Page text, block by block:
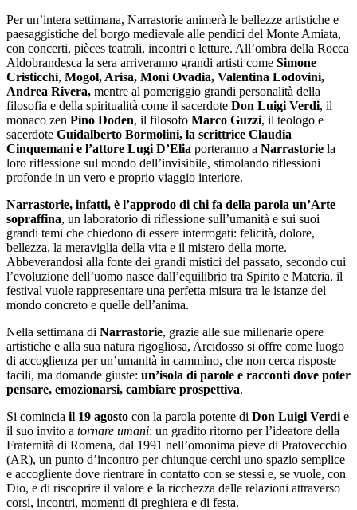
Per un’intera settimana, Narrastorie animerà le bellezze artistiche e
paesaggistiche del borgo medievale alle pendici del Monte Amiata,
con concerti, pièces teatrali, incontri e letture. All’ombra della Rocca
Aldobrandesca la sera arriveranno grandi artisti come Simone
Cristicchi, Mogol, Arisa, Moni Ovadia, Valentina Lodovini,
Andrea Rivera, mentre al pomeriggio grandi personalità della
filosofia e della spiritualità come il sacerdote Don Luigi Verdi, il
monaco zen Pino Doden, il filosofo Marco Guzzi, il teologo e
sacerdote Guidalberto Bormolini, la scrittrice Claudia
Cinquemani e l’attore Lugi D’Elia porteranno a Narrastorie la
loro riflessione sul mondo dell’invisibile, stimolando riflessioni
profonde in un vero e proprio viaggio interiore.
Narrastorie, infatti, è l’approdo di chi fa della parola un’Arte
sopraffina, un laboratorio di riflessione sull’umanità e sui suoi
grandi temi che chiedono di essere interrogati: felicità, dolore,
bellezza, la meraviglia della vita e il mistero della morte.
Abbeverandosi alla fonte dei grandi mistici del passato, secondo cui
l’evoluzione dell’uomo nasce dall’equilibrio tra Spirito e Materia, il
festival vuole rappresentare una perfetta misura tra le istanze del
mondo concreto e quelle dell’anima.
Nella settimana di Narrastorie, grazie alle sue millenarie opere
artistiche e alla sua natura rigogliosa, Arcidosso si offre come luogo
di accoglienza per un’umanità in cammino, che non cerca risposte
facili, ma domande giuste: un’isola di parole e racconti dove poter
pensare, emozionarsi, cambiare prospettiva.
Si comincia il 19 agosto con la parola potente di Don Luigi Verdi e
il suo invito a tornare umani: un gradito ritorno per l’ideatore della
Fraternità di Romena, dal 1991 nell’omonima pieve di Pratovecchio
(AR), un punto d’incontro per chiunque cerchi uno spazio semplice
e accogliente dove rientrare in contatto con se stessi e, se vuole, con
Dio, e di riscoprire il valore e la ricchezza delle relazioni attraverso
corsi, incontri, momenti di preghiera e di festa.